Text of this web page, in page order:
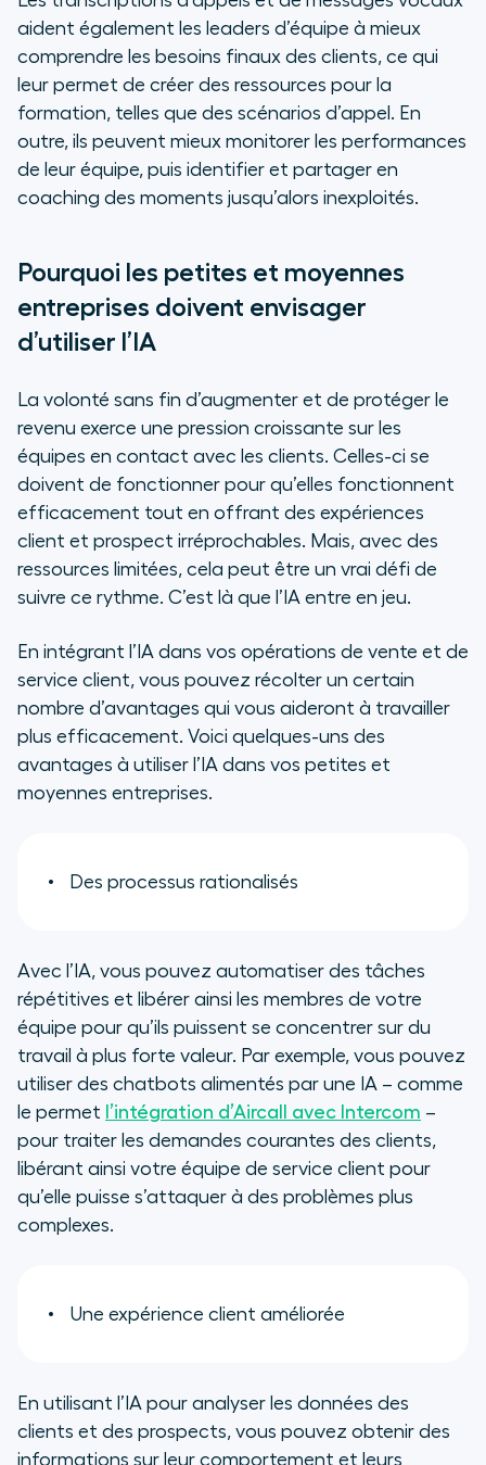
aident également les leaders d’équipe à mieux
comprendre les besoins finaux des clients, ce qui
leur permet de créer des ressources pour la
formation, telles que des scénarios d’appel. En
outre, ils peuvent mieux monitorer les performances
de leur équipe, puis identifier et partager en
coaching des moments jusqu’alors inexploités.
Pourquoi les petites et moyennes
entreprises doivent envisager
d’utiliser l’IA
La volonté sans fin d’augmenter et de protéger le
revenu exerce une pression croissante sur les
équipes en contact avec les clients. Celles-ci se
doivent de fonctionner pour qu’elles fonctionnent
efficacement tout en offrant des expériences
client et prospect irréprochables. Mais, avec des
ressources limitées, cela peut être un vrai défi de
suivre ce rythme. C’est là que l’IA entre en jeu.
En intégrant l’IA dans vos opérations de vente et de
service client, vous pouvez récolter un certain
nombre d’avantages qui vous aideront à travailler
plus efficacement. Voici quelques-uns des
avantages à utiliser l’IA dans vos petites et
moyennes entreprises.
Des processus rationalisés
Avec l’IA, vous pouvez automatiser des tâches
répétitives et libérer ainsi les membres de votre
équipe pour qu’ils puissent se concentrer sur du
travail à plus forte valeur. Par exemple, vous pouvez
utiliser des chatbots alimentés par une IA – comme
le permet l’intégration d’Aircall avec Intercom –
pour traiter les demandes courantes des clients,
libérant ainsi votre équipe de service client pour
qu’elle puisse s’attaquer à des problèmes plus
complexes.
Une expérience client améliorée
En utilisant l’IA pour analyser les données des
clients et des prospects, vous pouvez obtenir des
informations sur leur comportement et leurs